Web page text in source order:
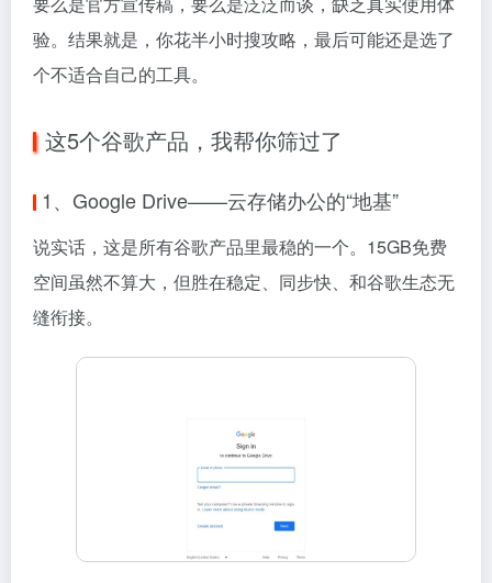
验。结果就是，你花半小时搜攻略，最后可能还是选了
个不适合自己的工具。
这5个谷歌产品，我帮你筛过了
1、Google Drive——云存储办公的“地基”
说实话，这是所有谷歌产品里最稳的一个。15GB免费
空间虽然不算大，但胜在稳定、同步快、和谷歌生态无
缝衔接。